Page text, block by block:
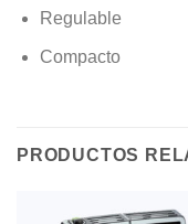
Regulable
Compacto
PRODUCTOS